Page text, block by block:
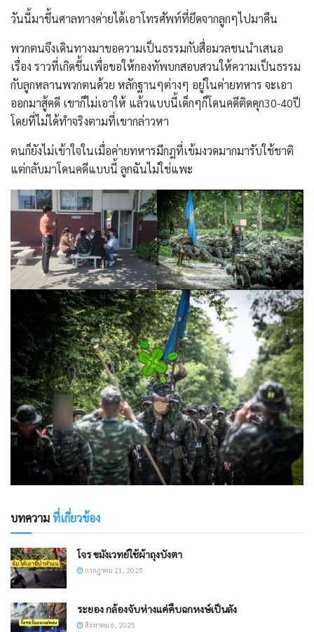
วันนี้มาขึ้นศาลทางค่ายได้เอาโทรศัพท์ที่ยึดจากลูกๆไปมาคืน
พวกตนจึงเดินทางมาขอความเป็นธรรมกับสื่อมวลชนนำเสนอ
เรื่อง ราวที่เกิดขึ้นเพื่อขอให้กองทัพบกสอบสวนให้ความเป็นธรรม
กับลูกหลานพวกตนด้วย หลักฐานๆต่างๆ อยู่ในค่ายทหาร จะเอา
ออกมาสู้คดี เขาก็ไม่เอาให้ แล้วแบบนี้เด็กๆก็โดนคดีติดคุก30-40ปี
โดยที่ไม่ได้ทำจริงตามที่เขากล่าวหา
ตนก็ยังไม่เข้าใจในเมื่อค่ายทหารมีกฎที่เข้มงวดมากมารับใช้ชาติ
แต่กลับมาโดนคดีแบบนี้ ลูกฉันไม่ใช่แพะ
บทความที่เกี่ยวข้อง
โจร ขมังเวทย์ใช้ผ้าถุงบังตา
กรกฎาคม 21, 2025
ระยอง กล้องจับห่างแค่คืบฉกหงษ์เป็นลัง
สิงหาคม 6, 2025